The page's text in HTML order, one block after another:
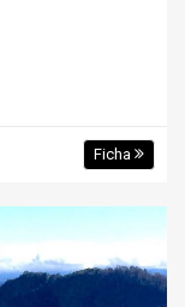
Ficha